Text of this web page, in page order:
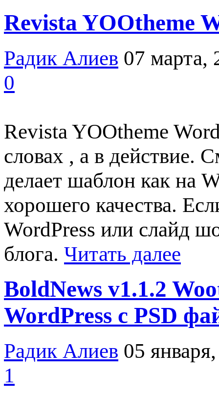
Revista YOOtheme
Радик Алиев 07 марта,
0
Revista YOOtheme
словах , а в действие.
делает шаблон как на
хорошего качества.
WordPress или слайд
блога. Читать далее
BoldNews v1.1.2
WordPress с PSD
Радик Алиев 05
1